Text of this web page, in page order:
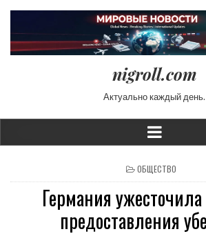
nigroll.com
Актуально каждый день.
POSTED IN
ОБЩЕСТВО
Германия
предоставления